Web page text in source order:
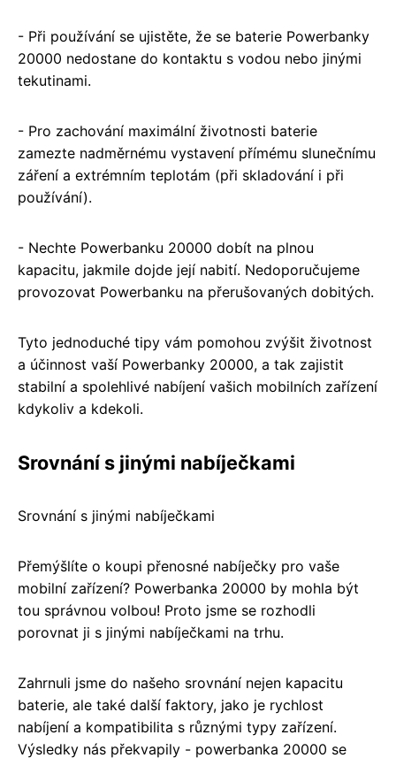
- Při používání se ujistěte, že se baterie Powerbanky
20000 nedostane do kontaktu s vodou nebo jinými
tekutinami.
- Pro zachování maximální životnosti baterie
zamezte nadměrnému vystavení přímému slunečnímu
záření a extrémním teplotám (při skladování i při
používání).
- Nechte Powerbanku 20000 dobít na plnou
kapacitu, jakmile dojde její nabití. Nedoporučujeme
provozovat Powerbanku na přerušovaných dobitých.
Tyto jednoduché tipy vám pomohou zvýšit životnost
a účinnost vaší Powerbanky 20000, a tak zajistit
stabilní a spolehlivé nabíjení vašich mobilních zařízení
kdykoliv a kdekoli.
Srovnání s jinými nabíječkami
Srovnání s jinými nabíječkami
Přemýšlíte o koupi přenosné nabíječky pro vaše
mobilní zařízení? Powerbanka 20000 by mohla být
tou správnou volbou! Proto jsme se rozhodli
porovnat ji s jinými nabíječkami na trhu.
Zahrnuli jsme do našeho srovnání nejen kapacitu
baterie, ale také další faktory, jako je rychlost
nabíjení a kompatibilita s různými typy zařízení.
Výsledky nás překvapily - powerbanka 20000 se